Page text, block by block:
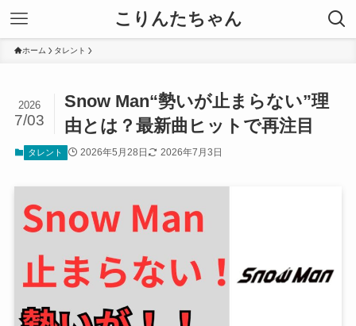
こりんたちゃん
ホーム タレント
Snow Man“勢いが止まらない”理
由とは？最新曲ヒットで再注目
2026
7/03
タレント 2026年5月28日 2026年7月3日